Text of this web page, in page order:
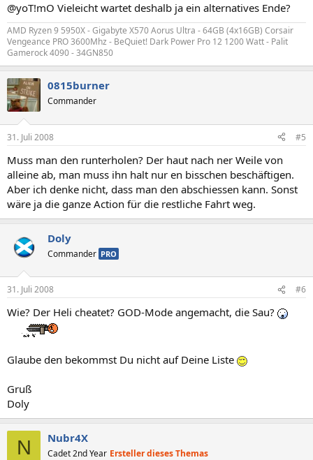
@yoT!mO Vieleicht wartet deshalb ja ein alternatives Ende?
AMD Ryzen 9 5950X - Gigabyte X570 Aorus Ultra - 64GB (4x16GB) Corsair
Vengeance PRO 3600Mhz - BeQuiet! Dark Power Pro 12 1200 Watt - Palit
Gamerock 4090 - 34GN850
0815burner
Commander
31. Juli 2008 #5
Muss man den runterholen? Der haut nach ner Weile von
alleine ab, man muss ihn halt nur en bisschen beschäftigen.
Aber ich denke nicht, dass man den abschiessen kann. Sonst
wäre ja die ganze Action für die restliche Fahrt weg.
Doly
Commander PRO
31. Juli 2008 #6
Wie? Der Heli cheatet? GOD-Mode angemacht, die Sau?
Glaube den bekommst Du nicht auf Deine Liste
Gruß
Doly
N Nubr4X
Cadet 2nd Year Ersteller dieses Themas